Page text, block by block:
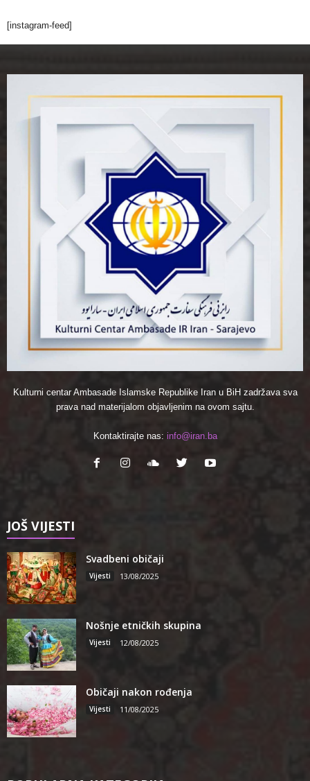
[instagram-feed]
Kulturni centar Ambasade Islamske Republike Iran u BiH zadržava sva
prava nad materijalom objavljenim na ovom sajtu.
Kontaktirajte nas: info@iran.ba
JOŠ VIJESTI
Svadbeni običaji
Vijesti 13/08/2025
Nošnje etničkih skupina
Vijesti 12/08/2025
Običaji nakon rođenja
Vijesti 11/08/2025